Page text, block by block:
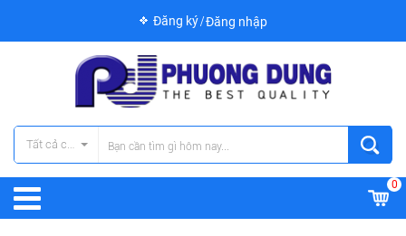
Đăng ký Đăng nhập
Tất cả các danh mục
0